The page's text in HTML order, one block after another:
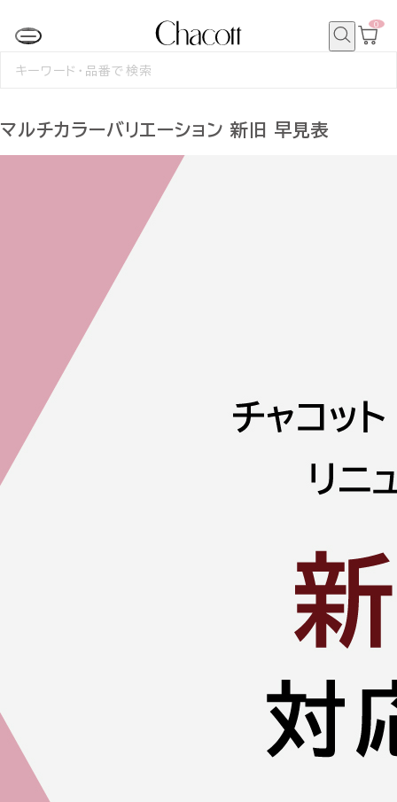
カ
0
検
マルチカラーバリエーション 新旧 早見表